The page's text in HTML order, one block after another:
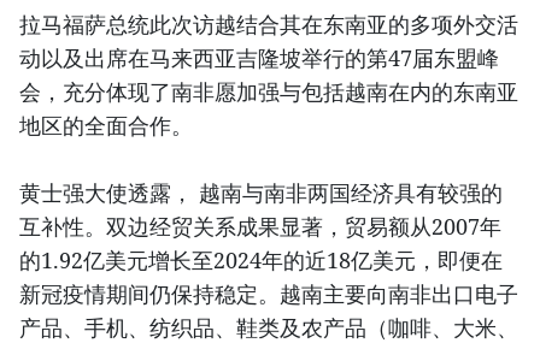
拉马福萨总统此次访越结合其在东南亚的多项外交活
动以及出席在马来西亚吉隆坡举行的第47届东盟峰
会，充分体现了南非愿加强与包括越南在内的东南亚
地区的全面合作。
黄士强大使透露， 越南与南非两国经济具有较强的
互补性。双边经贸关系成果显著，贸易额从2007年
的1.92亿美元增长至2024年的近18亿美元，即便在
新冠疫情期间仍保持稳定。越南主要向南非出口电子
产品、手机、纺织品、鞋类及农产品（咖啡、大米、